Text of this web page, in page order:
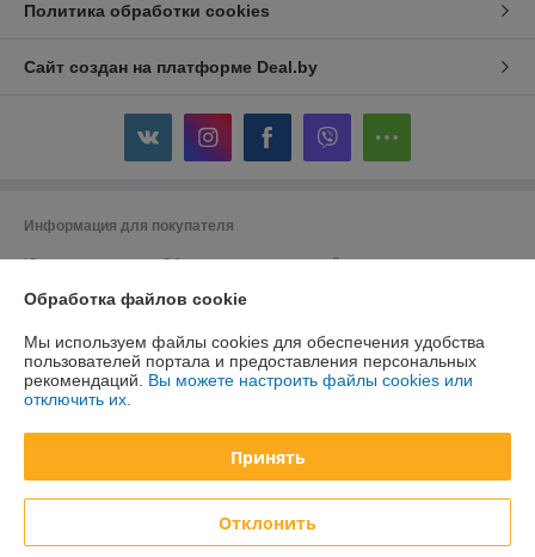
Политика обработки cookies
Сайт создан на платформе Deal.by
Информация для покупателя
Юридическое лицо:Общество с ограниченной ответственностью
2200015, Республика Беларусь, ул. Гурского 16/14 пом 3
Регистрационный номер ЕГР: 193042313
УНП: 193042313
Дата регистрации компании: 27.02.2018
Местонахождение книги жалоб и предложений: г. Минск, ул. Гурского
16А
Обработка файлов cookie
Мы используем файлы cookies для обеспечения удобства
пользователей портала и предоставления персональных
рекомендаций. Вы можете настроить файлы cookies или
отключить их.
Принять
Отклонить